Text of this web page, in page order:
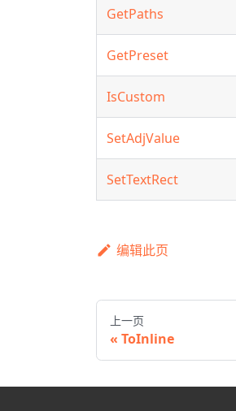
GetPaths
GetPreset
IsCustom
SetAdjValue
SetTextRect
编辑此页
上一页
ToInline